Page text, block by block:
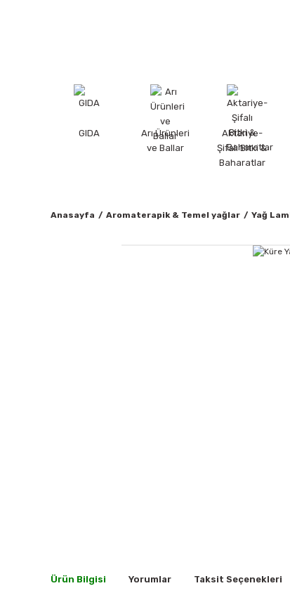
GIDA
Arı Ürünleri
ve Ballar
Aktariye-
Şifalı Bitki &
Baharatlar
Anasayfa Aromaterapik & Temel yağlar Yağ
Ürün Bilgisi Yorumlar Taksit Seçenekleri